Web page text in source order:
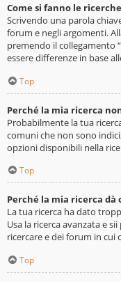
Come si fanno le
Scrivendo una parola
forum e negli argomenti.
premendo il collegamento
essere differenze in base
Top
Perché la mia ricerca
Probabilmente la tua
comuni che non sono
opzioni disponibili nella
Top
Perché la mia ricerca
La tua ricerca ha dato
Usa la ricerca avanzata e
ricercare e dei forum in cui
Top